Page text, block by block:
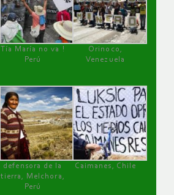
Tía María no va !
Perú
Orinoco,
Venezuela
defensora de la
tierra, Melchora,
Perú
Caimanes, Chile